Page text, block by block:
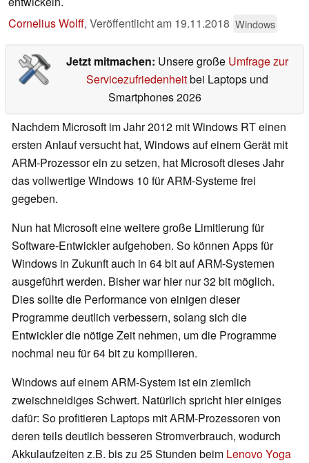
Cornelius Wolff, Veröffentlicht am 19.11.2018 Windows
Jetzt mitmachen: Unsere große Umfrage zur
Servicezufriedenheitbei Laptops und
Smartphones 2026
Nachdem Microsoft im Jahr 2012 mit Windows RT einen
ersten Anlauf versucht hat, Windows auf einem Gerät mit
ARM-Prozessor ein zu setzen, hat Microsoft dieses Jahr
das vollwertige Windows 10 für ARM-Systeme frei
gegeben.
Nun hat Microsoft eine weitere große Limitierung für
Software-Entwickler aufgehoben. So können Apps für
Windows in Zukunft auch in 64 bit auf ARM-Systemen
ausgeführt werden. Bisher war hier nur 32 bit möglich.
Dies sollte die Performance von einigen dieser
Programme deutlich verbessern, solang sich die
Entwickler die nötige Zeit nehmen, um die Programme
nochmal neu für 64 bit zu kompilieren.
Windows auf einem ARM-System ist ein ziemlich
zweischneidiges Schwert. Natürlich spricht hier einiges
dafür: So profitieren Laptops mit ARM-Prozessoren von
deren teils deutlich besseren Stromverbrauch, wodurch
Akkulaufzeiten z.B. bis zu 25 Stunden beim Lenovo Yoga